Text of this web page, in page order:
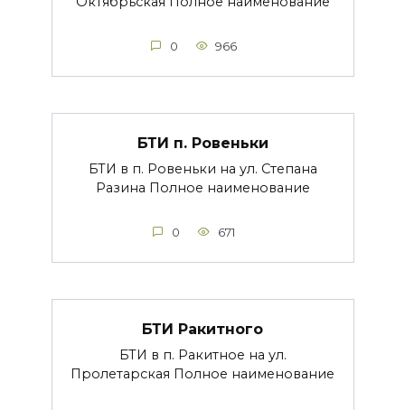
0 966
БТИ п. Ровеньки
БТИ в п. Ровеньки на ул. Степана
Разина Полное наименование
0 671
БТИ Ракитного
БТИ в п. Ракитное на ул.
Пролетарская Полное наименование